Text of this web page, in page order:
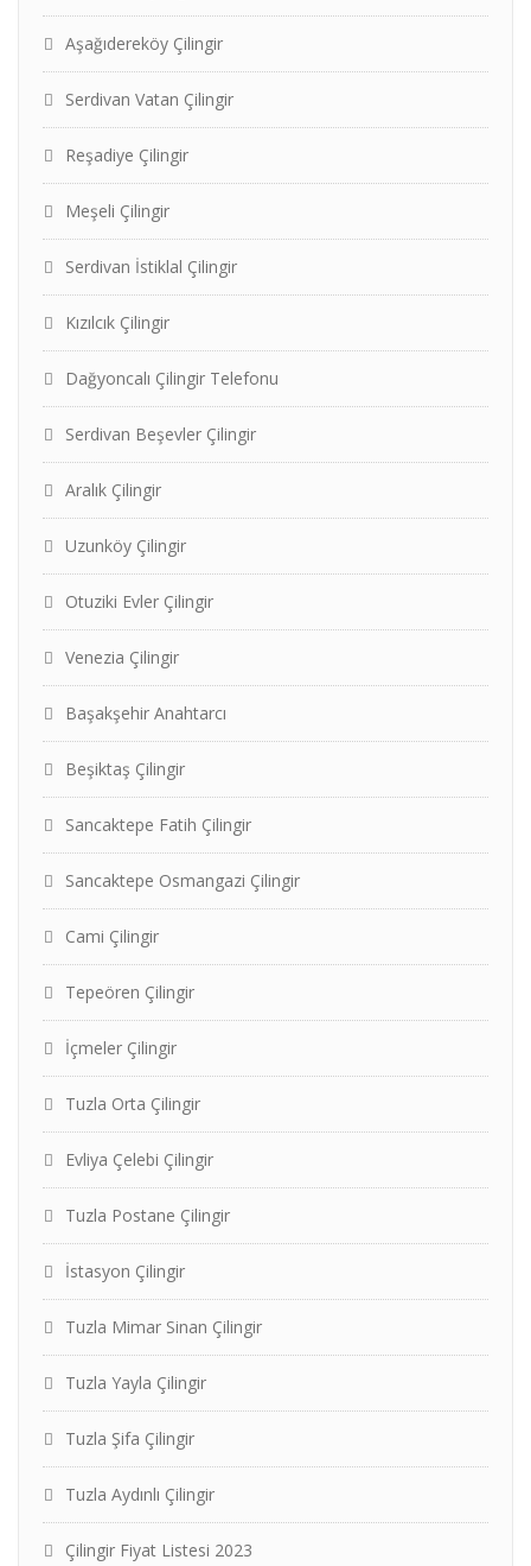
Aşağıdereköy Çilingir
Serdivan Vatan Çilingir
Reşadiye Çilingir
Meşeli Çilingir
Serdivan İstiklal Çilingir
Kızılcık Çilingir
Dağyoncalı Çilingir Telefonu
Serdivan Beşevler Çilingir
Aralık Çilingir
Uzunköy Çilingir
Otuziki Evler Çilingir
Venezia Çilingir
Başakşehir Anahtarcı
Beşiktaş Çilingir
Sancaktepe Fatih Çilingir
Sancaktepe Osmangazi Çilingir
Cami Çilingir
Tepeören Çilingir
İçmeler Çilingir
Tuzla Orta Çilingir
Evliya Çelebi Çilingir
Tuzla Postane Çilingir
İstasyon Çilingir
Tuzla Mimar Sinan Çilingir
Tuzla Yayla Çilingir
Tuzla Şifa Çilingir
Tuzla Aydınlı Çilingir
Çilingir Fiyat Listesi 2023